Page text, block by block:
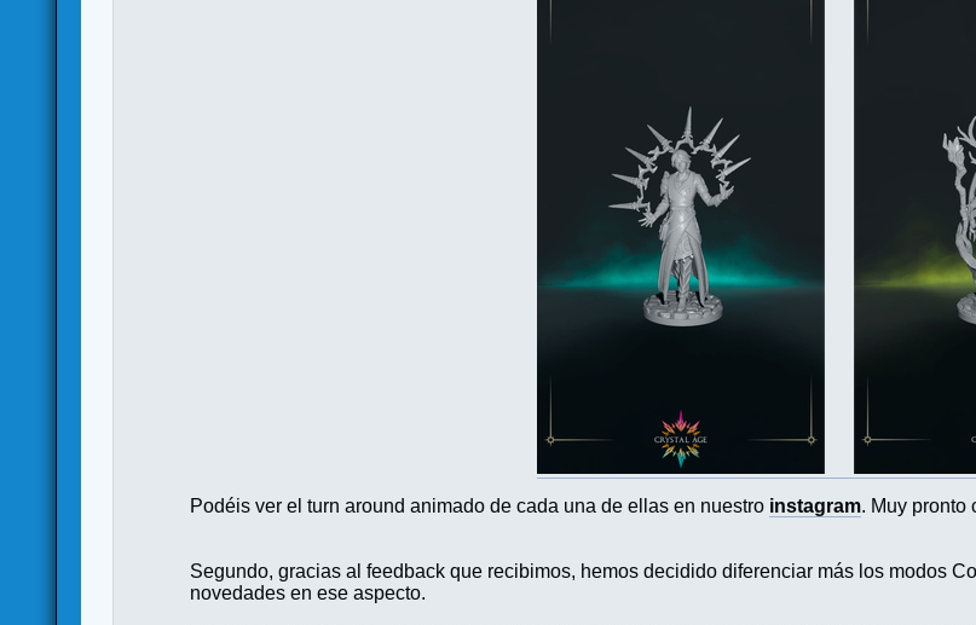
Podéis ver el turn around animado de cada una de ellas en nuestro instagram. Muy pronto
Segundo, gracias al feedback que recibimos, hemos decidido diferenciar más los modos
novedades en ese aspecto.